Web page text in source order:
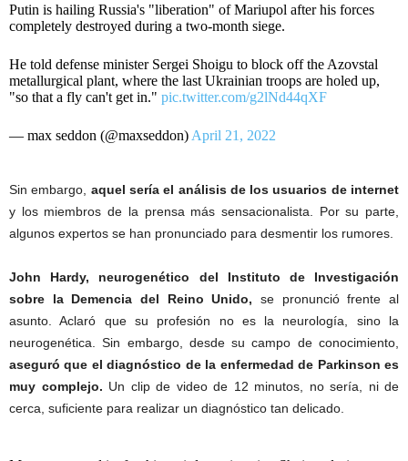
Putin is hailing Russia's "liberation" of Mariupol after his forces
completely destroyed during a two-month siege.
He told defense minister Sergei Shoigu to block off the Azovstal
metallurgical plant, where the last Ukrainian troops are holed up,
"so that a fly can't get in." pic.twitter.com/g2lNd44qXF
— max seddon (@maxseddon) April 21, 2022
Sin embargo, aquel sería el análisis de los usuarios de internet
y los miembros de la prensa más sensacionalista. Por su parte,
algunos expertos se han pronunciado para desmentir los rumores.
John Hardy, neurogenético del Instituto de Investigación
sobre la Demencia del Reino Unido, se pronunció frente al
asunto. Aclaró que su profesión no es la neurología, sino la
neurogenética. Sin embargo, desde su campo de conocimiento,
aseguró que el diagnóstico de la enfermedad de Parkinson es
muy complejo. Un clip de video de 12 minutos, no sería, ni de
cerca, suficiente para realizar un diagnóstico tan delicado.